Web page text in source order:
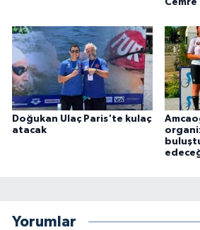
Cemre
Doğukan Ulaç Paris'te kulaç
atacak
Yorumlar